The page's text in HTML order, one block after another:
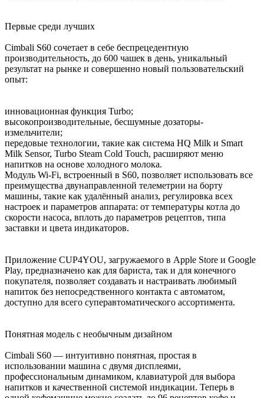
Первые среди лучших
Cimbali S60 сочетает в себе беспрецедентную
производительность, до 600 чашек в день, уникальный
результат на рынке и совершенно новый пользовательский
опыт:
инновационная функция Turbo;
высокопроизводительные, бесшумные дозаторы-
измельчители;
передовые технологии, такие как система HQ Milk и Smart
Milk Sensor, Turbo Steam Cold Touch, расширяют меню
напитков на основе холодного молока.
Модуль Wi-Fi, встроенный в S60, позволяет использовать все
преимущества двунаправленной телеметрии на борту
машины, такие как удалённый анализ, регулировка всех
настроек и параметров аппарата: от температуры котла до
скорости насоса, вплоть до параметров рецептов, типа
заставки и цвета индикаторов.
Приложение CUP4YOU, загружаемого в Apple Store и Google
Play, предназначено как для бариста, так и для конечного
покупателя, позволяет создавать и настраивать любимый
напиток без непосредственного контакта с автоматом,
доступно для всего суперавтоматического ассортимента.
Понятная модель с необычным дизайном
Cimbali S60 — интуитивно понятная, простая в
использовании машина с двумя дисплеями,
профессиональным динамиком, клавиатурой для выбора
напитков и качественной системой индикации. Теперь в